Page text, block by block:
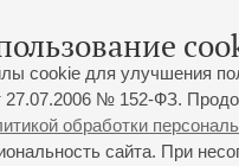
cookie для улучшения
№ 152-ФЗ.
обработки
сайта. При